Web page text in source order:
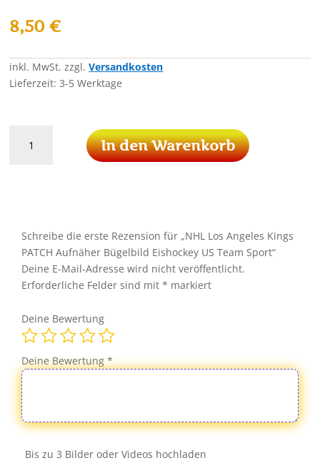
8,50€
inkl. MwSt. zzgl.Versandkosten
Lieferzeit:3-5 Werktage
Bügelbild
Eishockey
Team
Menge
In den Warenkorb
Schreibe die erste Rezension für „NHL Los Angeles Kings
PATCH Aufnäher Bügelbild Eishockey US Team Sport“
Deine E-Mail-Adresse wird nicht veröffentlicht.
Erforderliche Felder sind mit* markiert
Deine Bewertung
Deine Bewertung*
Bis zu 3 Bilder oder Videos hochladen